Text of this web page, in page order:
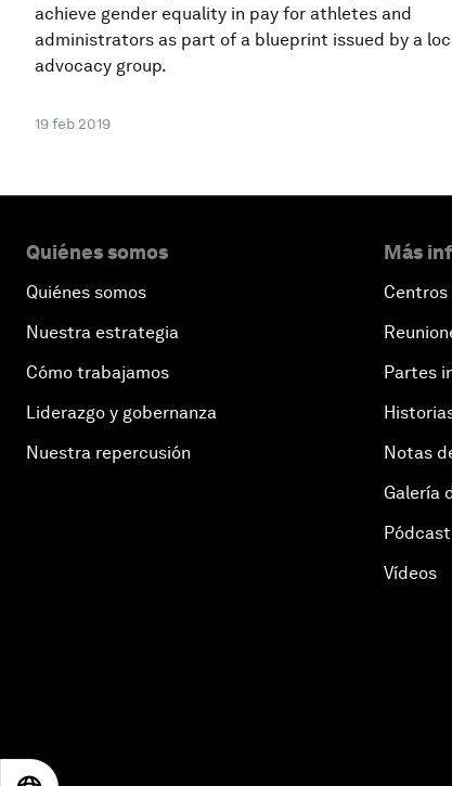
achieve gender equality in pay for athletes and
administrators as part of a blueprint issued by a
advocacy group.
19 feb 2019
Quiénes somos
Quiénes somos
Nuestra estrategia
Cómo trabajamos
Liderazgo y gobernanza
Nuestra repercusión
Más
Centros
Partes
Notas
Galería
Pódcast
Vídeos